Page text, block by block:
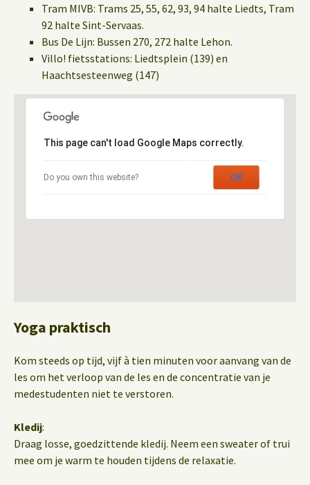
Tram MIVB: Trams 25, 55, 62, 93, 94 halte Liedts, Tram
92 halte Sint-Servaas.
Bus De Lijn: Bussen 270, 272 halte Lehon.
Villo! fietsstations: Liedtsplein (139) en
Haachtsesteenweg (147)
This page can't load Google Maps correctly.
Do you own this website? OK
Yoga praktisch
Kom steeds op tijd, vijf à tien minuten voor aanvang van de
les om het verloop van de les en de concentratie van je
medestudenten niet te verstoren.
Kledij:
Draag losse, goedzittende kledij. Neem een sweater of trui
mee om je warm te houden tijdens de relaxatie.